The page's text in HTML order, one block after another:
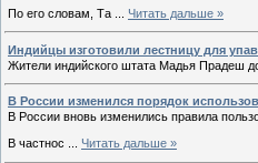
По его словам, Та
Читать дальше »
Индийцы изготовили лестницу для
Жители индийского штата Мадья Прадеш
В России изменился порядок
В России вновь изменились правила
В частнос
Читать дальше »